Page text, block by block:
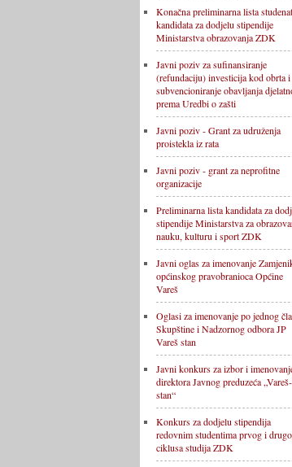
Konačna preliminarna lista
kandidata za dodjelu stipendije
Ministarstva obrazovanja ZDK
Javni poziv za sufinansiranje
(refundaciju) investicija kod obrta i
subvencioniranje obavljanja
prema Uredbi o zašti
Javni poziv - Grant za udruženja
proistekla iz rata
Javni poziv - grant za neprofitne
organizacije
Preliminarna lista kandidata za
stipendije Ministarstva za
nauku, kulturu i sport ZDK
Javni oglas za imenovanje
općinskog pravobranioca Općine
Vareš
Oglasi za imenovanje po jednog
Skupštine i Nadzornog odbora JP
Vareš stan
Javni konkurs za izbor i
direktora Javnog preduzeća „Vareš-
stan“
Konkurs za dodjelu stipendija
redovnim studentima prvog i
ciklusa studija ZDK